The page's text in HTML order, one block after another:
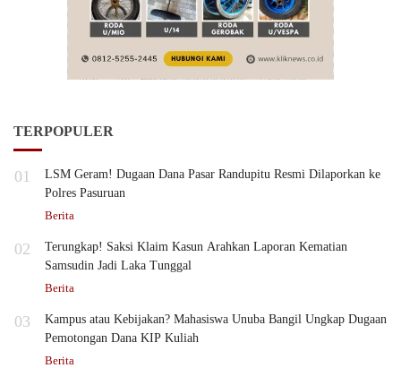
TERPOPULER
01
LSM Geram! Dugaan Dana Pasar Randupitu Resmi Dilaporkan ke
Polres Pasuruan
Berita
02
Terungkap! Saksi Klaim Kasun Arahkan Laporan Kematian
Samsudin Jadi Laka Tunggal
Berita
03
Kampus atau Kebijakan? Mahasiswa Unuba Bangil Ungkap Dugaan
Pemotongan Dana KIP Kuliah
Berita